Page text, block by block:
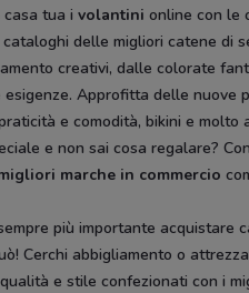
tua i volantini online con le
delle migliori catene di
creativi, dalle colorate
Approfitta delle nuove
e comodità, bikini e
e non sai cosa regalare?
marche in commercio
più importante
Cerchi abbigliamento o
e stile confezionati con i